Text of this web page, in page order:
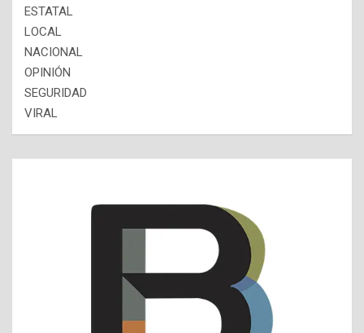
ESTATAL
LOCAL
NACIONAL
OPINIÓN
SEGURIDAD
VIRAL